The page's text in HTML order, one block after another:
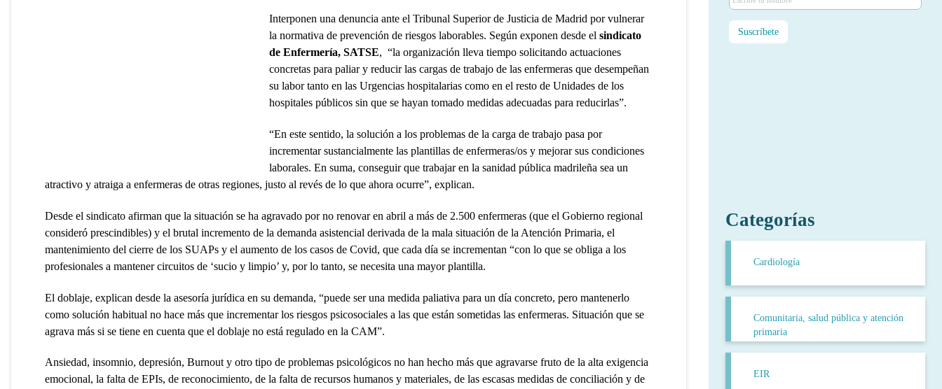
Interponen una denuncia ante el Tribunal Superior de Justicia de Madrid por vulnerar
la normativa de prevención de riesgos laborables. Según exponen desde el sindicato
de Enfermería, SATSE, “la organización lleva tiempo solicitando actuaciones
concretas para paliar y reducir las cargas de trabajo de las enfermeras que desempeñan
su labor tanto en las Urgencias hospitalarias como en el resto de Unidades de los
hospitales públicos sin que se hayan tomado medidas adecuadas para reducirlas”.
“En este sentido, la solución a los problemas de la carga de trabajo pasa por
incrementar sustancialmente las plantillas de enfermeras/os y mejorar sus condiciones
laborales. En suma, conseguir que trabajar en la sanidad pública madrileña sea un
atractivo y atraiga a enfermeras de otras regiones, justo al revés de lo que ahora ocurre”, explican.
Desde el sindicato afirman que la situación se ha agravado por no renovar en abril a más de 2.500 enfermeras (que el Gobierno regional
consideró prescindibles) y el brutal incremento de la demanda asistencial derivada de la mala situación de la Atención Primaria, el
mantenimiento del cierre de los SUAPs y el aumento de los casos de Covid, que cada día se incrementan “con lo que se obliga a los
profesionales a mantener circuitos de ‘sucio y limpio’ y, por lo tanto, se necesita una mayor plantilla.
El doblaje, explican desde la asesoría jurídica en su demanda, “puede ser una medida paliativa para un día concreto, pero mantenerlo
como solución habitual no hace más que incrementar los riesgos psicosociales a las que están sometidas las enfermeras. Situación que se
agrava más si se tiene en cuenta que el doblaje no está regulado en la CAM”.
Ansiedad, insomnio, depresión, Burnout y otro tipo de problemas psicológicos no han hecho más que agravarse fruto de la alta exigencia
emocional, la falta de EPIs, de reconocimiento, de la falta de recursos humanos y materiales, de las escasas medidas de conciliación y de
Categorías
Cardiología
Comunitaria, salud pública y atención
primaria
EIR